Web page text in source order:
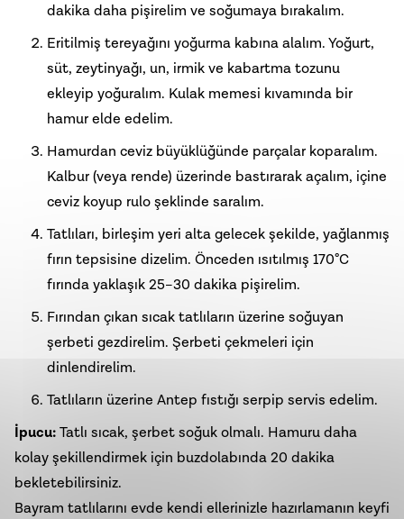
dakika daha pişirelim ve soğumaya bırakalım.
Eritilmiş tereyağını yoğurma kabına alalım. Yoğurt,
süt, zeytinyağı, un, irmik ve kabartma tozunu
ekleyip yoğuralım. Kulak memesi kıvamında bir
hamur elde edelim.
Hamurdan ceviz büyüklüğünde parçalar koparalım.
Kalbur (veya rende) üzerinde bastırarak açalım, içine
ceviz koyup rulo şeklinde saralım.
Tatlıları, birleşim yeri alta gelecek şekilde, yağlanmış
fırın tepsisine dizelim. Önceden ısıtılmış 170°C
fırında yaklaşık 25–30 dakika pişirelim.
Fırından çıkan sıcak tatlıların üzerine soğuyan
şerbeti gezdirelim. Şerbeti çekmeleri için
dinlendirelim.
Tatlıların üzerine Antep fıstığı serpip servis edelim.
İpucu:Tatlı sıcak, şerbet soğuk olmalı. Hamuru daha
kolay şekillendirmek için buzdolabında 20 dakika
bekletebilirsiniz.
Bayram tatlılarını evde kendi ellerinizle hazırlamanın keyfi